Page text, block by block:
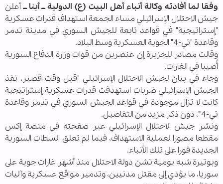
وفقا لما أفادته وكالة أنباء أهل البيت (ع) الدولية ــ أبنا ــأعلن
جيش الاحتلال الإسرائيلي مساء الجمعة استهداف قدرات عسكرية
"إستراتيجية" في قواعد تابعة للجيش السوري في مدينة تدمر
وقاعدة "تي-4" الجوية العسكرية وسط البلاد.
وقالت مصادر للجزيرة إن عنصرين من قوات وزارة الدفاع السورية
أُصيبا في الغارات.
وجاء في بيان لجيش الاحتلال الإسرائيلي "قبل وقت قصير، نفذ
الجيش الإسرائيلي ضربات استهدفت قدرات عسكرية إستراتيجية
كانت لا تزال موجودة في قواعد الجيش السوري في تدمر وقاعدة
تي-4″، دون ذكر مزيد من التفاصيل.
ونشر جيش الاحتلال الإسرائيلي عبر صفحته في منصة إكس
مقطعا مصورا لعملية الاستهداف، فيما لم تعلق السطات السورية
الجديدة فورا على تلك الأنباء.
وبوتيرة شبه يومية تشن دولة الاحتلال منذ أشهر غارات جوية على
سوريا، ما يؤدي إلى مقتل مدنيين، وتدمير مواقع عسكرية وآليات